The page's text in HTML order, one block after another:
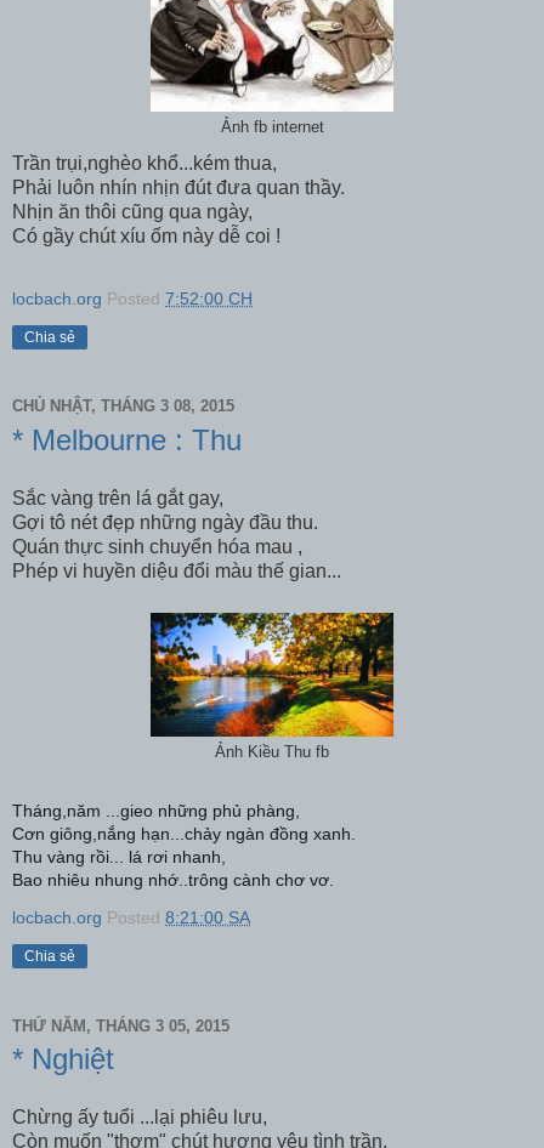
Ảnh fb internet
Trần trụi,nghèo khổ...kém thua,
Phải luôn nhín nhịn đút đưa quan thầy.
Nhịn ăn thôi cũng qua ngày,
Có gầy chút xíu ốm này dễ coi !
locbach.org Posted 7:52:00 CH
Chia sẻ
CHỦ NHẬT, THÁNG 3 08, 2015
* Melbourne : Thu
Sắc vàng trên lá gắt gay,
Gợi tô nét đẹp những ngày đầu thu.
Quán thực sinh chuyển hóa mau ,
Phép vi huyền diệu đổi màu thế gian...
Ảnh Kiều Thu fb
Tháng,năm ...gieo những phủ phàng,
Cơn giông,nắng hạn...chảy ngàn đồng xanh.
Thu vàng rồi... lá rơi nhanh,
Bao nhiêu nhung nhớ..trông cành chơ vơ.
locbach.org Posted 8:21:00 SA
Chia sẻ
THỨ NĂM, THÁNG 3 05, 2015
* Nghiệt
Chừng ấy tuổi ...lại phiêu lưu,
Còn muốn "thơm" chút hương yêu tình trần.